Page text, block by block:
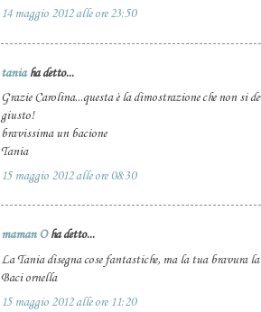
14 maggio 2012 alle ore 23:50
taniaha detto...
Grazie Carolina...questa è la dimostrazione che non si
giusto!
bravissima un bacione
Tania
15 maggio 2012 alle ore 08:30
maman Oha detto...
La Tania disegna cose fantastiche, ma la tua bravura
Baci ornella
15 maggio 2012 alle ore 11:20